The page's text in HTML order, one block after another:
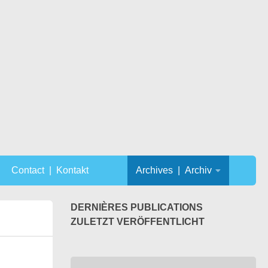
Contact | Kontakt Archives | Archiv
DERNIÈRES PUBLICATIONS
ZULETZT VERÖFFENTLICHT